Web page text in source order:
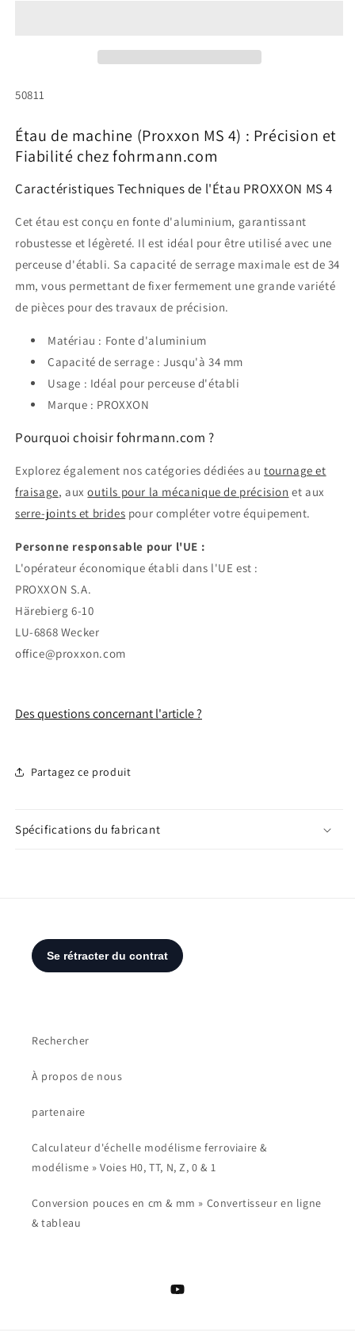
SKU:
50811
Étau de machine (Proxxon MS 4) : Précision et
Fiabilité chez fohrmann.com
Caractéristiques Techniques de l'Étau PROXXON MS 4
Cet étau est conçu en fonte d'aluminium, garantissant
robustesse et légèreté. Il est idéal pour être utilisé avec une
perceuse d'établi. Sa capacité de serrage maximale est de 34
mm, vous permettant de fixer fermement une grande variété
de pièces pour des travaux de précision.
Matériau : Fonte d'aluminium
Capacité de serrage : Jusqu'à 34 mm
Usage : Idéal pour perceuse d'établi
Marque : PROXXON
Pourquoi choisir fohrmann.com ?
Explorez également nos catégories dédiées autournage et
fraisage, auxoutils pour la mécanique de précision et aux
serre-joints et brides pour compléter votre équipement.
Personne responsable pour l'UE :
L'opérateur économique établi dans l'UE est :
PROXXON S.A.
Härebierg 6-10
LU-6868 Wecker
office@proxxon.com
Des questions concernant l'article ?
Partagez ce produit
Spécifications du fabricant
Rechercher
À propos de nous
partenaire
Calculateur d'échelle modélisme ferroviaire &
modélisme » Voies H0, TT, N, Z, 0 & 1
Conversion pouces en cm & mm » Convertisseur en ligne
& tableau
YouTube